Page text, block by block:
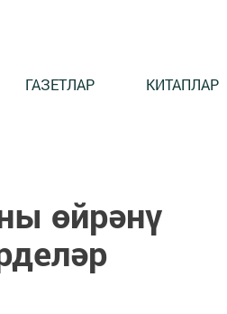
ГАЗЕТЛАР КИТАПЛАР
өйрәнү